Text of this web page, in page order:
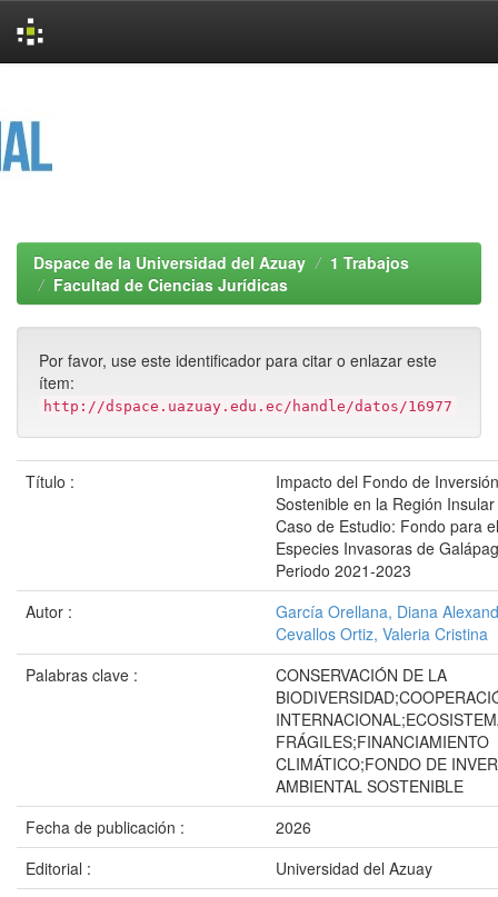
Dspace de la Universidad del Azuay
1 Trabajos
Facultad de Ciencias Jurídicas
Por favor, use este identificador para citar o enlazar este
ítem:
http://dspace.uazuay.edu.ec/handle/datos/16977
Título :
Impacto del Fondo de
Sostenible en la Región
Caso de Estudio: Fondo para
Especies Invasoras de
Periodo 2021-2023
Autor :
García Orellana, Diana
Cevallos Ortiz, Valeria Cristina
Palabras clave :
CONSERVACIÓN DE LA
FRÁGILES;FINANCIAMIENTO
CLIMÁTICO;FONDO DE
AMBIENTAL SOSTENIBLE
Fecha de publicación :
2026
Editorial :
Universidad del Azuay